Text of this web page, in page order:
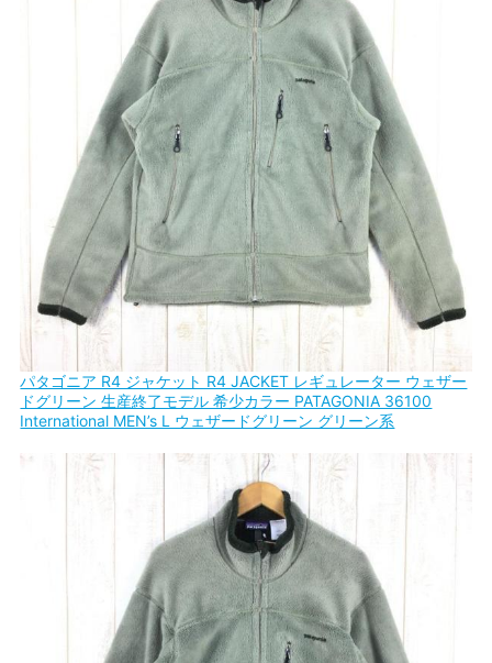
パタゴニア R4 ジャケット R4 JACKET レギュレーター ウェザー
ドグリーン 生産終了モデル 希少カラー PATAGONIA 36100
International MEN’s L ウェザードグリーン グリーン系